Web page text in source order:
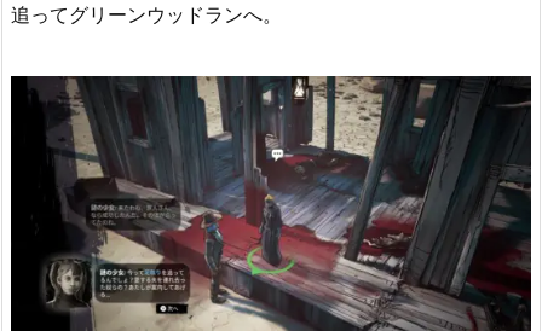
追ってグリーンウッドランへ。